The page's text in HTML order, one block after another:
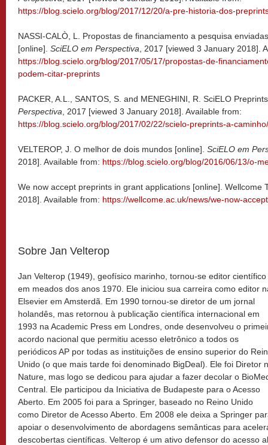
https://blog.scielo.org/blog/2017/12/20/a-pre-historia-dos-
NASSI-CALÒ, L. Propostas de financiamento a pesquisa
[online]. SciELO em Perspectiva , 2017 [viewed 3 January 2018].
https://blog.scielo.org/blog/2017/05/17/propostas-de-
podem-citar-preprints
PACKER, A.L., SANTOS, S. and MENEGHINI, R. SciELO
Perspectiva , 2017 [viewed 3 January 2018]. Available from:
https://blog.scielo.org/blog/2017/02/22/scielo-preprints-a-caminho/
VELTEROP, J. O melhor de dois mundos [online]. SciELO em
2018]. Available from: https://blog.scielo.org/blog/2016/06/13/o-
We now accept preprints in grant applications [online]. Wellcome
2018]. Available from: https://wellcome.ac.uk/news/we-now-
Sobre Jan Velterop
Jan Velterop (1949), geofísico marinho, tornou-se editor científico
em meados dos anos 1970. Ele iniciou sua carreira como editor
Elsevier em Amsterdã. Em 1990 tornou-se diretor de um jornal
holandês, mas retornou à publicação científica internacional em
1993 na Academic Press em Londres, onde desenvolveu o
acordo nacional que permitiu acesso eletrônico a todos os
periódicos AP por todas as instituições de ensino superior do
Unido (o que mais tarde foi denominado BigDeal). Ele foi Diretor
Nature, mas logo se dedicou para ajudar a fazer decolar o
Central. Ele participou da Iniciativa de Budapeste para o Acesso
Aberto. Em 2005 foi para a Springer, baseado no Reino Unido
como Diretor de Acesso Aberto. Em 2008 ele deixa a Springer
apoiar o desenvolvimento de abordagens semânticas para
descobertas científicas. Velterop é um ativo defensor do acesso